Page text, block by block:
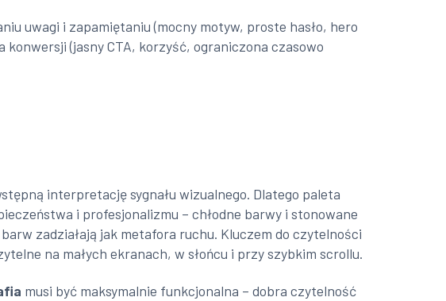
uwagi i zapamiętaniu (mocny motyw, proste hasło, hero
(jasny CTA, korzyść, ograniczona czasowo
interpretację sygnału wizualnego. Dlatego paleta
i profesjonalizmu – chłodne barwy i stonowane
zadziałają jak metafora ruchu. Kluczem do czytelności
na małych ekranach, w słońcu i przy szybkim scrollu.
musi być maksymalnie funkcjonalna – dobra czytelność